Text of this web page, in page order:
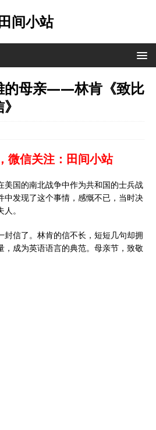
间小站
的母亲——林肯《致比
微信关注：田间小站
美国的南北战争中作为共和国的士兵战
中发现了这个事情，感慨不已，当时决
。
封信了。林肯的信不长，短短几句却拥
，成为英语语言的典范。母亲节，致敬